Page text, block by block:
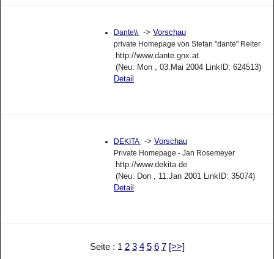
Dante\\ -> Vorschau
private Homepage von Stefan "dante" Reiter
http://www.dante.gnx.at
(Neu: Mon , 03.Mai 2004 LinkID: 624513)
Detail
DEKITA -> Vorschau
Private Homepage - Jan Rosemeyer
http://www.dekita.de
(Neu: Don , 11.Jan 2001 LinkID: 35074)
Detail
Seite : 1 2 3 4 5 6 7 [>>]